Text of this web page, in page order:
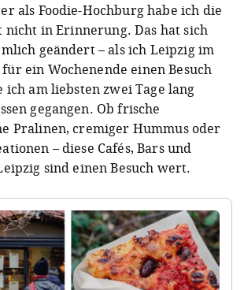
als Foodie-Hochburg habe ich die
nicht in Erinnerung. Das hat sich
geändert – als ich Leipzig im
ein Wochenende einen Besuch
ich am liebsten zwei Tage lang
gegangen. Ob frische
Pralinen, cremiger Hummus oder
– diese Cafés, Bars und
sind einen Besuch wert.